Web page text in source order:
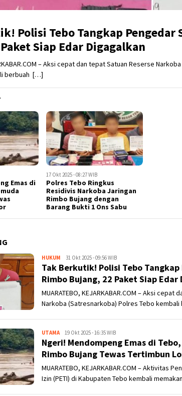
Polisi Tebo Tangkap Pengedar
Siap Edar Digagalkan
– Aksi cepat dan tepat Satuan Reserse
berbuah […]
Emas di
17 Okt 2025 - 08:27 WIB
Polres Tebo Ringkus
Residivis Narkoba Jaringan
Rimbo Bujang dengan
Barang Bukti 1 Ons Sabu
HUKUM Kejar
Kabar
31 Okt 2025 - 09:56 WIB
Tak Berkutik! Polisi Tebo Tangkap
Rimbo Bujang, 22 Paket Siap Edar
MUARATEBO, KEJARKABAR.COM – Aksi
Narkoba (Satresnarkoba) Polres Tebo
UTAMAKejar
Kabar
19 Okt 2025 - 16:35 WIB
Ngeri! Mendompeng Emas di
Rimbo Bujang Tewas Tertimbun
MUARATEBO, KEJARKABAR.COM – Aktivitas
Izin (PETI) di Kabupaten Tebo kembali